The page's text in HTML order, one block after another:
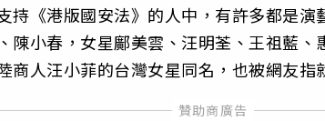
持《港版國安法》的人中，有許多都是
陳小春，女星鄺美雲、汪明荃、王祖藍、
商人汪小菲的台灣女星同名，也被網友指